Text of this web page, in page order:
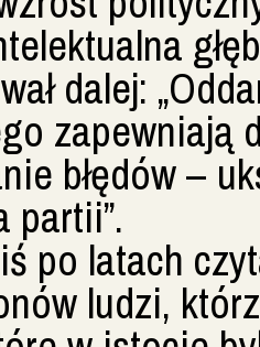
dalej:
zapewniają
błędów –
partii”.
po latach
ludzi,